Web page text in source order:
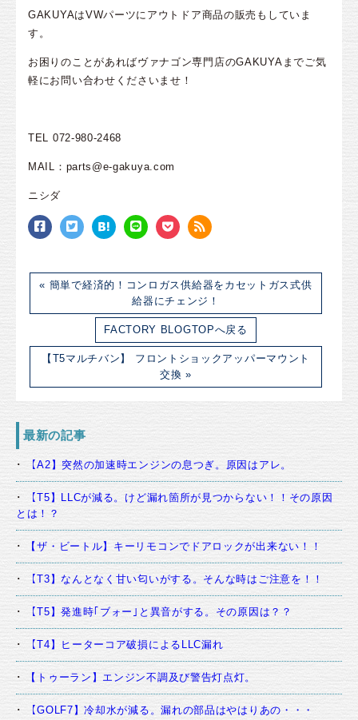
GAKUYAはVWパーツにアウトドア商品の販売もしていま
す。
お困りのことがあればヴァナゴン専門店のGAKUYAまでご気
軽にお問い合わせくださいませ！
TEL 072-980-2468
MAIL：parts@e-gakuya.com
ニシダ
« 簡単で経済的！コンロガス供給器をカセットガス式供
給器にチェンジ！
FACTORY BLOGTOPへ戻る
【T5マルチバン】 フロントショックアッパーマウント
交換 »
最新の記事
【A2】突然の加速時エンジンの息つぎ。原因はアレ。
【T5】LLCが減る。けど漏れ箇所が見つからない！！その原因
とは！？
【ザ・ビートル】キーリモコンでドアロックが出来ない！！
【T3】なんとなく甘い匂いがする。そんな時はご注意を！！
【T5】発進時｢ブォー｣と異音がする。その原因は？？
【T4】ヒーターコア破損によるLLC漏れ
【トゥーラン】エンジン不調及び警告灯点灯。
【GOLF7】冷却水が減る。漏れの部品はやはりあの・・・